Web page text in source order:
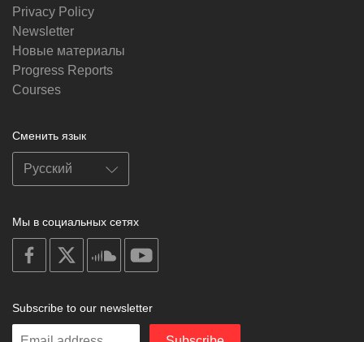
Privacy Policy
Newsletter
Новые материалы
Progress Reports
Courses
Сменить язык
Мы в социальных сетях
on
facebook
soundcloud
Subscribe to our newsletter
Enter